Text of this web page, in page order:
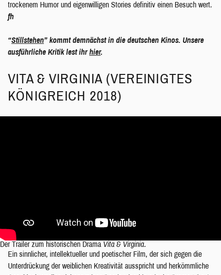
trockenem Humor und eigenwilligen Stories definitiv einen Besuch wert.
fh
“Stillstehen” kommt demnächst in die deutschen Kinos. Unsere
ausführliche Kritik lest ihrhier.
VITA & VIRGINIA (VEREINIGTES
KÖNIGREICH 2018)
Der Trailer zum historischen Drama Vita & Virginia.
Ein sinnlicher, intellektueller und poetischer Film, der sich gegen die
Unterdrückung der weiblichen Kreativität ausspricht und herkömmliche